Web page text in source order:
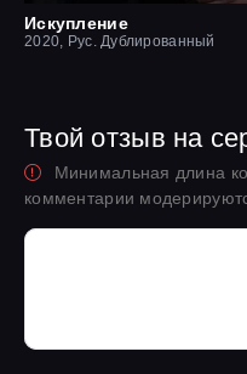
Искупление
2020, Рус. Дублированный
Твой отзыв на
Минимальная длина
комментарии